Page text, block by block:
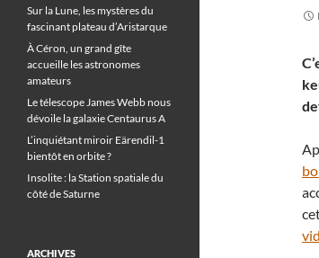
Sur la Lune, les mystères du
fascinant plateau d’Aristarque
À Céron, un grand gîte
accueille les astronomes
amateurs
Le télescope James Webb nous
dévoile la galaxie Centaurus A
L’inquiétant miroir Eärendil-1
bientôt en orbite ?
Insolite : la Station spatiale du
côté de Saturne
ARCHIVES